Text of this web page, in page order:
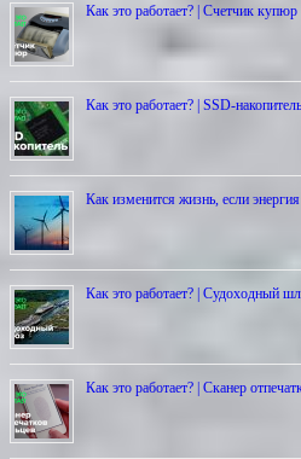
Как это работает? | Счетчик купюр
Как это работает? | SSD-накопитель
Как изменится жизнь, если энергия
Как это работает? | Cудоходный
Как это работает? | Сканер